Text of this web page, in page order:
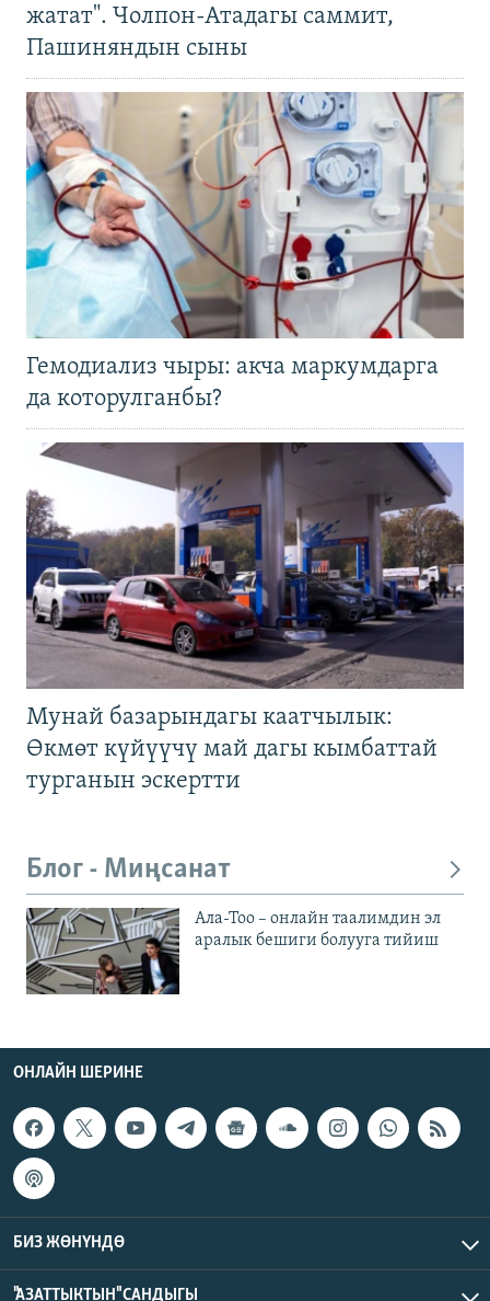
жатат". Чолпон-Атадагы саммит,
Пашиняндын сыны
Гемодиализ чыры: акча маркумдарга
да которулганбы?
Мунай базарындагы каатчылык:
Өкмөт күйүүчү май дагы кымбаттай
турганын эскертти
Блог - Миңсанат
Ала-Тоо – онлайн таалимдин эл
аралык бешиги болууга тийиш
ОНЛАЙН ШЕРИНЕ
БИЗ ЖӨНҮНДӨ
"АЗАТТЫКТЫН" САНДЫГЫ